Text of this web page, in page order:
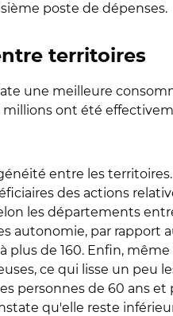
poste de dépenses.
territoires
une meilleure
millions ont été
entre les
des actions
les départements
autonomie, par rapport
à plus de 160. Enfin,
ce qui lisse un peu
personnes de 60 ans et
qu'elle reste